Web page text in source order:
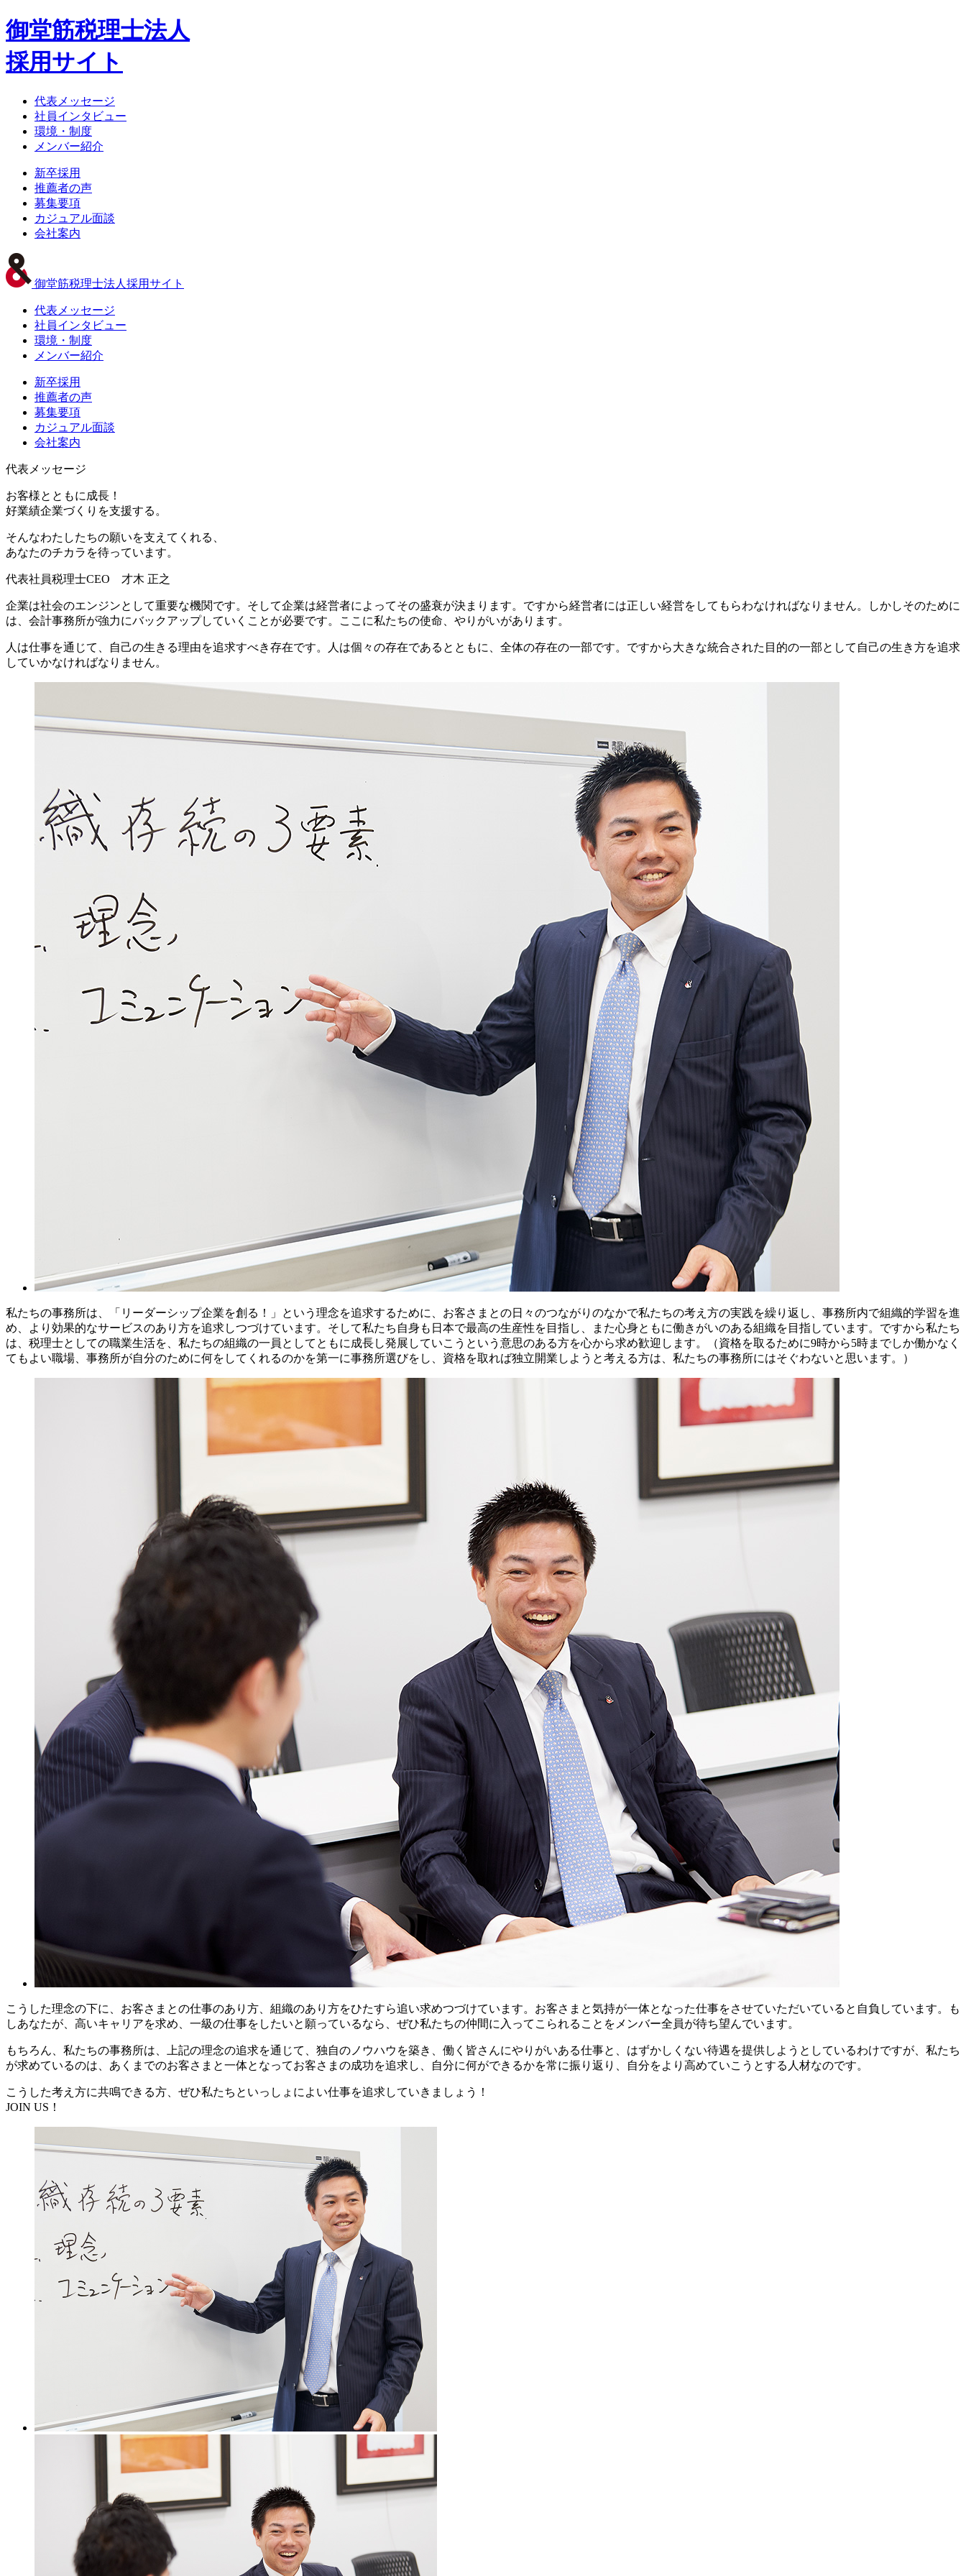
御堂筋税理士法人
採用サイト
代表メッセージ
社員インタビュー
環境・制度
メンバー紹介
新卒採用
推薦者の声
募集要項
カジュアル面談
会社案内
御堂筋税理士法人採用サイト
代表メッセージ
社員インタビュー
環境・制度
メンバー紹介
新卒採用
推薦者の声
募集要項
カジュアル面談
会社案内
代表メッセージ
お客様とともに成長！
好業績企業づくりを支援する。
そんなわたしたちの願いを支えてくれる、
あなたのチカラを待っています。
代表社員税理士CEO 才木 正之
企業は社会のエンジンとして重要な機関です。そして企業は経営者によってその盛衰が決まります。ですから経営者には正しい経営をしてもらわなければなりません。しかしそのために
は、会計事務所が強力にバックアップしていくことが必要です。ここに私たちの使命、やりがいがあります。
人は仕事を通じて、自己の生きる理由を追求すべき存在です。人は個々の存在であるとともに、全体の存在の一部です。ですから大きな統合された目的の一部として自己の生き方を追求
していかなければなりません。
私たちの事務所は、「リーダーシップ企業を創る！」という理念を追求するために、お客さまとの日々のつながりのなかで私たちの考え方の実践を繰り返し、事務所内で組織的学習を進
め、より効果的なサービスのあり方を追求しつづけています。そして私たち自身も日本で最高の生産性を目指し、また心身ともに働きがいのある組織を目指しています。ですから私たち
は、税理士としての職業生活を、私たちの組織の一員としてともに成長し発展していこうという意思のある方を心から求め歓迎します。（資格を取るために9時から5時までしか働かなく
てもよい職場、事務所が自分のために何をしてくれるのかを第一に事務所選びをし、資格を取れば独立開業しようと考える方は、私たちの事務所にはそぐわないと思います。）
こうした理念の下に、お客さまとの仕事のあり方、組織のあり方をひたすら追い求めつづけています。お客さまと気持が一体となった仕事をさせていただいていると自負しています。も
しあなたが、高いキャリアを求め、一級の仕事をしたいと願っているなら、ぜひ私たちの仲間に入ってこられることをメンバー全員が待ち望んでいます。
もちろん、私たちの事務所は、上記の理念の追求を通じて、独自のノウハウを築き、働く皆さんにやりがいある仕事と、はずかしくない待遇を提供しようとしているわけですが、私たち
が求めているのは、あくまでのお客さまと一体となってお客さまの成功を追求し、自分に何ができるかを常に振り返り、自分をより高めていこうとする人材なのです。
こうした考え方に共鳴できる方、ぜひ私たちといっしょによい仕事を追求していきましょう！
JOIN US！